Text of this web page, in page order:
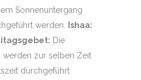
Sonnenuntergang
werden.
Ishaa:
Die
werden zur selben Zeit
durchgeführt.